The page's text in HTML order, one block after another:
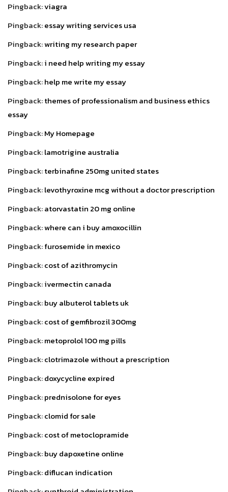
Pingback:viagra
Pingback:essay writing services usa
Pingback:writing my research paper
Pingback:i need help writing my essay
Pingback:help me write my essay
Pingback:themes of professionalism and business ethics
essay
Pingback:My Homepage
Pingback:lamotrigine australia
Pingback:terbinafine 250mg united states
Pingback:levothyroxine mcg without a doctor prescription
Pingback:atorvastatin 20 mg online
Pingback:where can i buy amoxocillin
Pingback:furosemide in mexico
Pingback:cost of azithromycin
Pingback:ivermectin canada
Pingback:buy albuterol tablets uk
Pingback:cost of gemfibrozil 300mg
Pingback:metoprolol 100 mg pills
Pingback:clotrimazole without a prescription
Pingback:doxycycline expired
Pingback:prednisolone for eyes
Pingback:clomid for sale
Pingback:cost of metoclopramide
Pingback:buy dapoxetine online
Pingback:diflucan indication